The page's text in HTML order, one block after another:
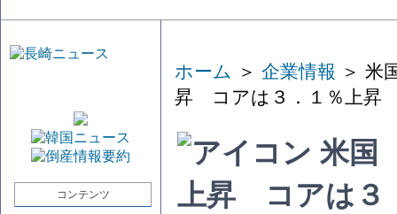
コンテンツ
ホーム ＞ 企業情報 ＞ 米
昇 コアは３．１％上昇
米国
上昇 コアは３